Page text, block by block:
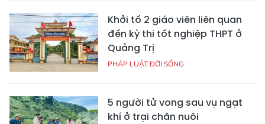
Khởi tố 2 giáo viên liên quan
đến kỳ thi tốt nghiệp THPT ở
Quảng Trị
PHÁP LUẬT ĐỜI SỐNG
5 người tử vong sau vụ ngạt
khí ở trại chăn nuôi